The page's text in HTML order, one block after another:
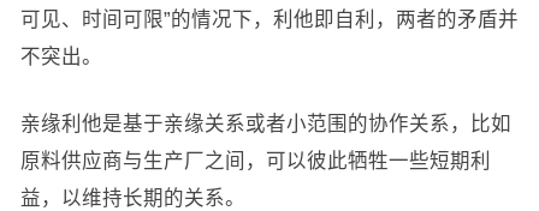
可见、时间可限”的情况下，利他即自利，两者的矛盾并
不突出。
亲缘利他是基于亲缘关系或者小范围的协作关系，比如
原料供应商与生产厂之间，可以彼此牺牲一些短期利
益，以维持长期的关系。